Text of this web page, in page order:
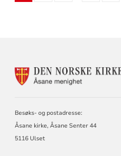
Besøks- og postadresse:
Åsane kirke, Åsane Senter 44
5116 Ulset